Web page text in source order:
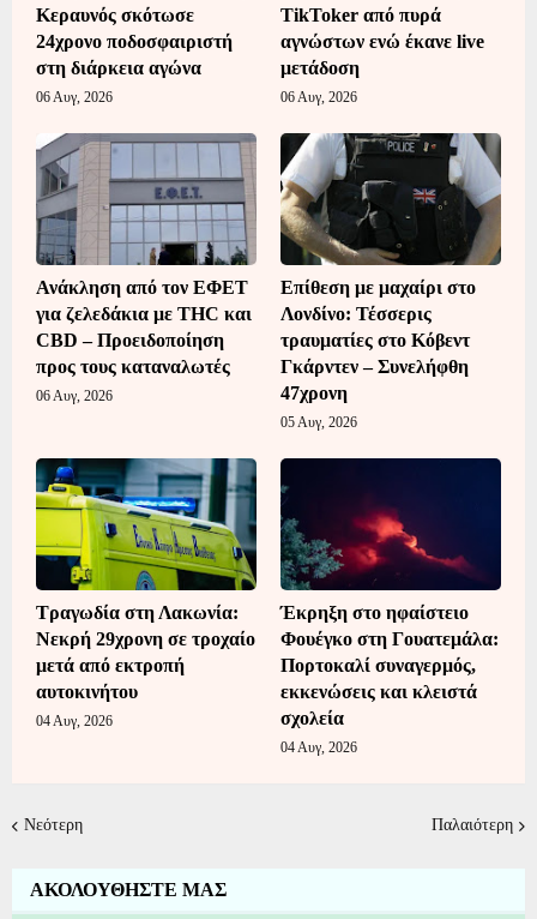
Κεραυνός σκότωσε
24χρονο ποδοσφαιριστή
στη διάρκεια αγώνα
06 Αυγ, 2026
TikToker από πυρά
αγνώστων ενώ έκανε live
μετάδοση
06 Αυγ, 2026
Ανάκληση από τον ΕΦΕΤ
για ζελεδάκια με THC και
CBD – Προειδοποίηση
προς τους καταναλωτές
06 Αυγ, 2026
Επίθεση με μαχαίρι στο
Λονδίνο: Τέσσερις
τραυματίες στο Κόβεντ
Γκάρντεν – Συνελήφθη
47χρονη
05 Αυγ, 2026
Τραγωδία στη Λακωνία:
Νεκρή 29χρονη σε τροχαίο
μετά από εκτροπή
αυτοκινήτου
04 Αυγ, 2026
Έκρηξη στο ηφαίστειο
Φουέγκο στη Γουατεμάλα:
Πορτοκαλί συναγερμός,
εκκενώσεις και κλειστά
σχολεία
04 Αυγ, 2026
Νεότερη Παλαιότερη
ΑΚΟΛΟΥΘΗΣΤΕ ΜΑΣ